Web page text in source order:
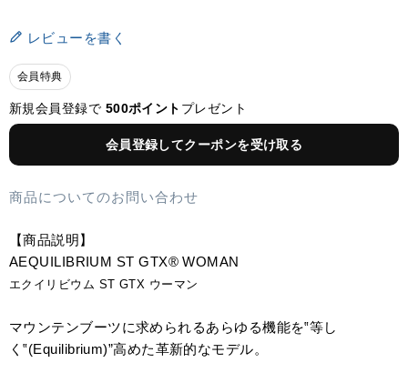
レビューを書く
会員特典
新規会員登録で 500ポイント プレゼント
会員登録してクーポンを受け取る
商品についてのお問い合わせ
【商品説明】
AEQUILIBRIUM ST GTX® WOMAN
エクイリビウム ST GTX ウーマン
マウンテンブーツに求められるあらゆる機能を‟等し
く‟(Equilibrium)”高めた革新的なモデル。